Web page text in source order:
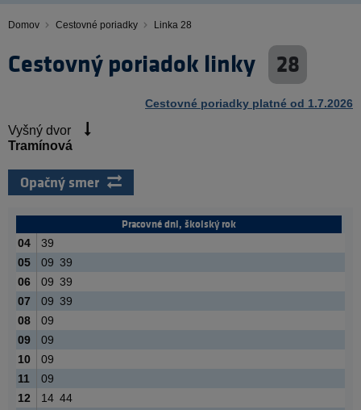
Domov Cestovné poriadky Linka 28
Cestovný poriadok linky 28
Cestovné poriadky platné od 1.7.2026
Vyšný dvor
Tramínová
Opačný smer
Pracovné dni, školský rok
04
39
05
09 39
06
09 39
07
09 39
08
09
09
09
10
09
11
09
12
14 44